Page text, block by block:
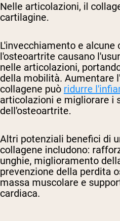
Nelle articolazioni, il
cartilagine.
L'invecchiamento e alcune
l'osteoartrite causano
nelle articolazioni,
della mobilità. Aumentare
collagene può ridurre
articolazioni e migliorare i
dell'osteoartrite.
Altri potenziali benefici di
collagene includono:
unghie, miglioramento
prevenzione della perdita
massa muscolare e
cardiaca.